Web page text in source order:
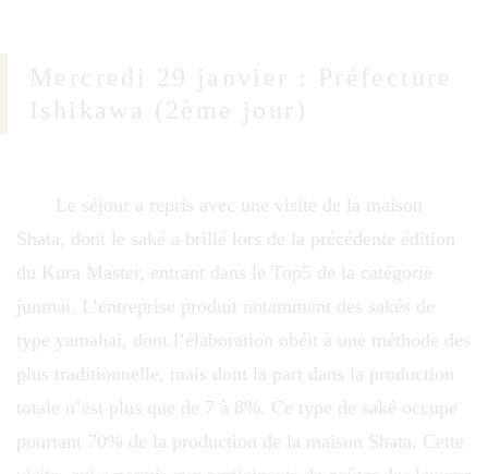
Le séjour a repris avec une visite de la maison
Shata, dont le saké a brillé lors de la précédente édition
du Kura Master, entrant dans le Top5 de la catégorie
junmai. L’entreprise produit notamment des sakés de
type yamahai, dont l’élaboration obéit à une méthode des
plus traditionnelle, mais dont la part dans la production
totale n’est plus que de 7 à 8%. Ce type de saké occupe
pourtant 70% de la production de la maison Shata. Cette